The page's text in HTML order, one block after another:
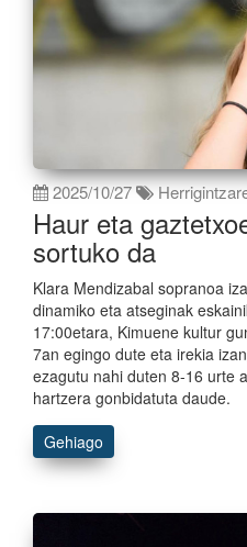
2025/10/27
Haur eta
sortuko da
Klara Mendizabal sopranoa
dinamiko eta atseginak
17:00etara, Kimuene kultur
7an egingo dute eta irekia
ezagutu nahi duten 8-16 urte
hartzera gonbidatuta daude.
Gehiago